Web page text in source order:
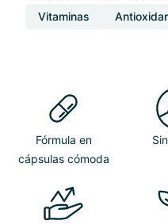
Vitaminas
Fórmula en
cápsulas cómoda